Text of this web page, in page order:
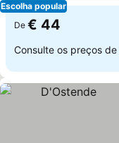
Escolha popular
De € 44
Consulte os preços de